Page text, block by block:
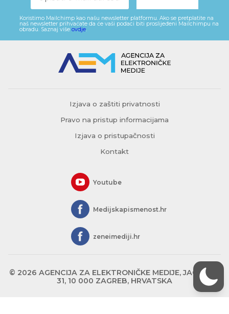
Koristimo Mailchimp kao našu newsletter platformu. Ako se pretplatite na
naš newsletter prihvaćate da će vaši podaci biti proslijeđeni Mailchimpu na
obradu. Saznaj više ovdje
Izjava o zaštiti privatnosti
Pravo na pristup informacijama
Izjava o pristupačnosti
Kontakt
Youtube
Medijskapismenost.hr
zeneimediji.hr
© 2026 AGENCIJA ZA ELEKTRONIČKE MEDIJE, JAGIĆEVA
31, 10 000 ZAGREB, HRVATSKA